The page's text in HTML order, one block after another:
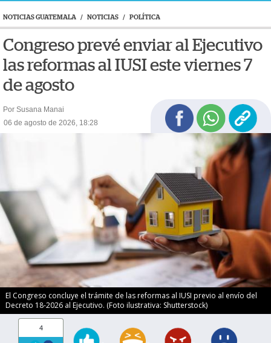
NOTICIAS GUATEMALA / NOTICIAS / POLÍTICA
Congreso prevé enviar al Ejecutivo
las reformas al IUSI este viernes 7
de agosto
Por Susana Manai
06 de agosto de 2026, 18:28
El Congreso concluye el trámite de las reformas al IUSI previo al envío del
Decreto 18-2026 al Ejecutivo. (Foto ilustrativa: Shutterstock)
4